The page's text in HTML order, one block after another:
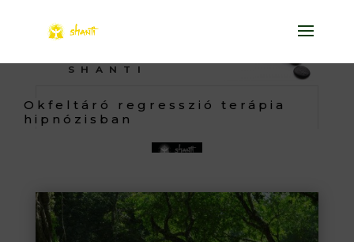
SHANTI
Okfeltáró regresszió terápia
hipnózisban